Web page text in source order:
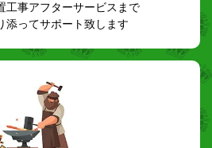
工事アフターサービスまで
添ってサポート致します